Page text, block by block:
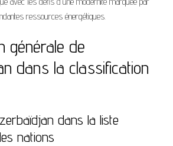
ressources énergétiques.
générale de
dans la classification
dans la liste
nations